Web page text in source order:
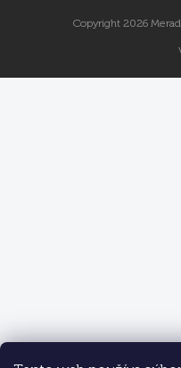
Copyright 2026